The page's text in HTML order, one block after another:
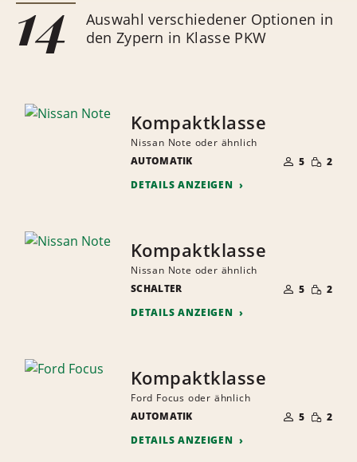
14
Auswahl verschiedener Optionen in
den Zypern in Klasse PKW
Kompaktklasse
Nissan Note oder ähnlich
AUTOMATIK
DER
MITFAHRER
5 GERINGE
MENGE
2
DETAILS ANZEIGEN
Kompaktklasse
Nissan Note oder ähnlich
SCHALTER
DER
MITFAHRER
5 GERINGE
MENGE
2
DETAILS ANZEIGEN
Kompaktklasse
Ford Focus oder ähnlich
AUTOMATIK
DER
MITFAHRER
5 GERINGE
MENGE
2
DETAILS ANZEIGEN